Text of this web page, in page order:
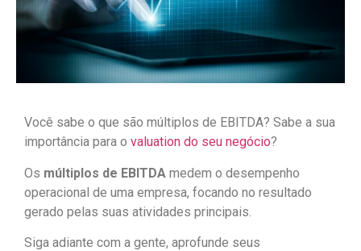
Você sabe o que são múltiplos de EBITDA? Sabe a sua
importância para o valuation do seu negócio?
Os múltiplos de EBITDA medem o desempenho
operacional de uma empresa, focando no resultado
gerado pelas suas atividades principais.
Siga adiante com a gente, aprofunde seus